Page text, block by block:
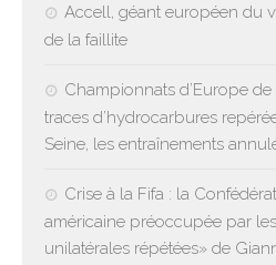
Accell, géant européen du
de la faillite
Championnats d’Europe
traces d’hydrocarbures
Seine, les entraînements
Crise à la Fifa : la
américaine préoccupée par
unilatérales répétées» de